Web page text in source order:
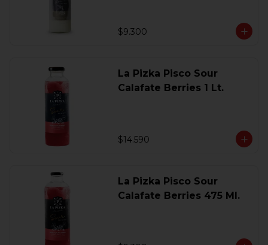
$9.300
La Pizka Pisco Sour
Calafate Berries 1 Lt.
$14.590
La Pizka Pisco Sour
Calafate Berries 475 Ml.